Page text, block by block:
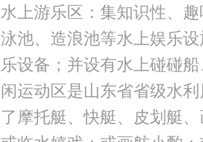
水上游乐区：集知识性、
泳池、造浪池等水上娱乐
乐设备；并设有水上碰碰
闲运动区是山东省省级水
了摩托艇、快艇、皮划艇